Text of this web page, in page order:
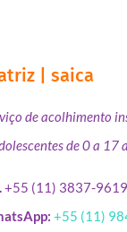
| saica
de acolhimento
de 0 a 17
+55 (11) 3837-9619
+55 (11)